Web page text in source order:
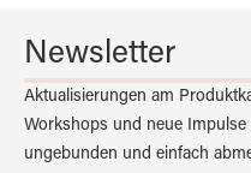
Newsletter
Aktualisierungen am
Workshops und neue Impulse
ungebunden und einfach